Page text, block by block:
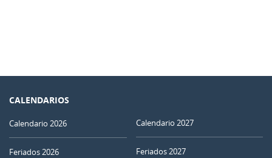
CALENDARIOS
Calendario 2026
Feriados 2026
Calendario 2027
Feriados 2027